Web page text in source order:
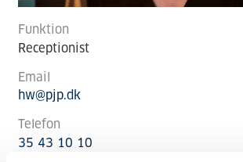
Funktion
Receptionist
Email
hw@pjp.dk
Telefon
35 43 10 10